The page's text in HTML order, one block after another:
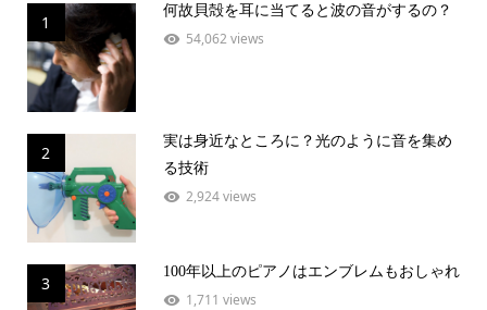
1
何故貝殻を耳に当てると波の音がするの？
54,062 views
2
実は身近なところに？光のように音を集め
る技術
2,924 views
3
100年以上のピアノはエンブレムもおしゃれ
1,711 views